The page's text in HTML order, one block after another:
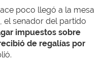
poco llegó a la mesa
el senador del partido
impuestos sobre
de regalías por